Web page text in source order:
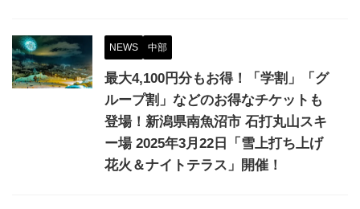
NEWS 中部
最大4,100円分もお得！「学割」「グ
ループ割」などのお得なチケットも
登場！新潟県南魚沼市 石打丸山スキ
ー場 2025年3月22日「雪上打ち上げ
花火＆ナイトテラス」開催！